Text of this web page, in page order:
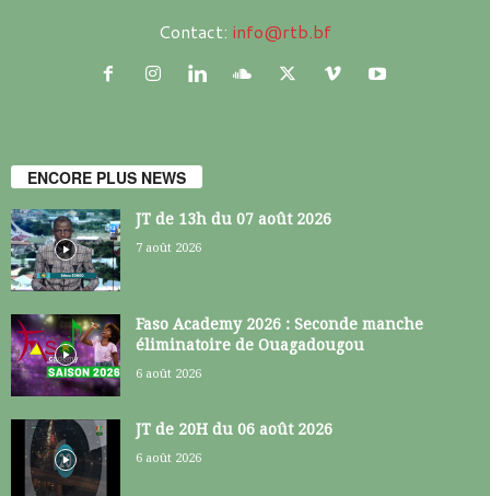
Contact: info@rtb.bf
ENCORE PLUS NEWS
JT de 13h du 07 août 2026
7 août 2026
Faso Academy 2026 : Seconde manche
éliminatoire de Ouagadougou
6 août 2026
JT de 20H du 06 août 2026
6 août 2026